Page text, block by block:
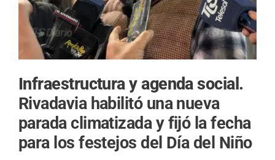
Infraestructura y agenda social.
Rivadavia habilitó una nueva
parada climatizada y fijó la fecha
para los festejos del Día del Niño